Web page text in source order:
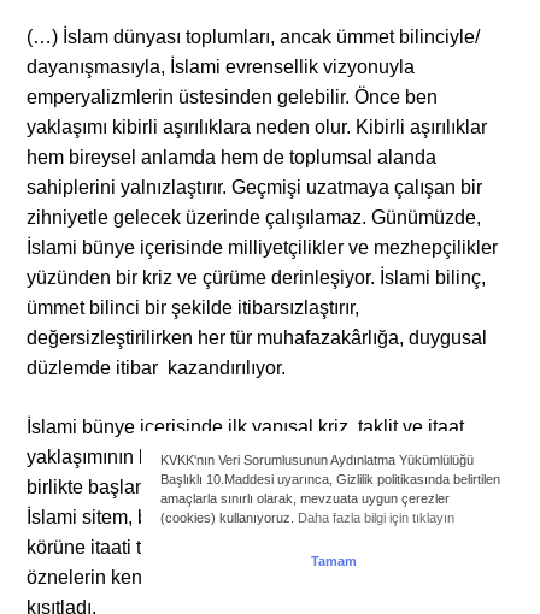
KVKK'nın Veri Sorumlusunun Aydınlatma Yükümlülüğü
Başlıklı 10.Maddesi uyarınca, Gizlilik politikasında belirtilen
amaçlarla sınırlı olarak, mevzuata uygun çerezler
(cookies) kullanıyoruz. Daha fazla bilgi için tıklayın
Tamam
(…) İslam dünyası toplumları, ancak ümmet bilinciyle/
dayanışmasıyla, İslami evrensellik vizyonuyla
emperyalizmlerin üstesinden gelebilir. Önce ben
yaklaşımı kibirli aşırılıklara neden olur. Kibirli aşırılıklar
hem bireysel anlamda hem de toplumsal alanda
sahiplerini yalnızlaştırır. Geçmişi uzatmaya çalışan bir
zihniyetle gelecek üzerinde çalışılamaz. Günümüzde,
İslami bünye içerisinde milliyetçilikler ve mezhepçilikler
yüzünden bir kriz ve çürüme derinleşiyor. İslami bilinç,
ümmet bilinci bir şekilde itibarsızlaştırır,
değersizleştirilirken her tür muhafazakârlığa, duygusal
düzlemde itibar kazandırılıyor.
İslami bünye içerisinde ilk yapısal kriz, taklit ve itaat
yaklaşımının kurumsallaştırılması/ meşrulaştırılmasıyla
birlikte başlamıştı. Müşavere ve müzakereyi emreden
İslami sitem, bu açık öneri/ uyarıya rağmen taklit ve körü
körüne itaati toplumsallaştırdı. Taklit, Müslüman
öznelerin kendi tercihlerini belirleme yeteneklerini
kısıtladı.